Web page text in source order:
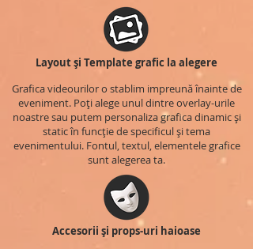
Layout și Template grafic la alegere
Grafica videourilor o stablim impreună înainte de
eveniment. Poți alege unul dintre overlay-urile
noastre sau putem personaliza grafica dinamic și
static în funcție de specificul și tema
evenimentului. Fontul, textul, elementele grafice
sunt alegerea ta.
Accesorii și props-uri haioase